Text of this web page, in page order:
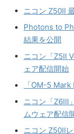
ニコン Z50II
Photons to
結果を公開
ニコン「Z5II
ェア配信開始
「OM-5
ニコン「Z6III
ムウェア配信
ニコン Z50II